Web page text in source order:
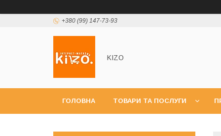
+380 (99) 147-73-93
KIZO
ГОЛОВНА ТОВАРИ ТА ПОСЛУГИ